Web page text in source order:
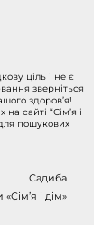
ціль і не є
зверніться
здоров’я!
сайті “Сім’я і
пошукових
Садиба
і дім»